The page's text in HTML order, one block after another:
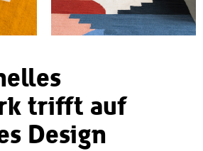
trifft auf
Design